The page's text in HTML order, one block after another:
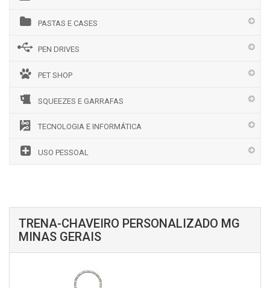
PASTAS E CASES
PEN DRIVES
PET SHOP
SQUEEZES E GARRAFAS
TECNOLOGIA E INFORMÁTICA
USO PESSOAL
TRENA-CHAVEIRO PERSONALIZADO MG
MINAS GERAIS